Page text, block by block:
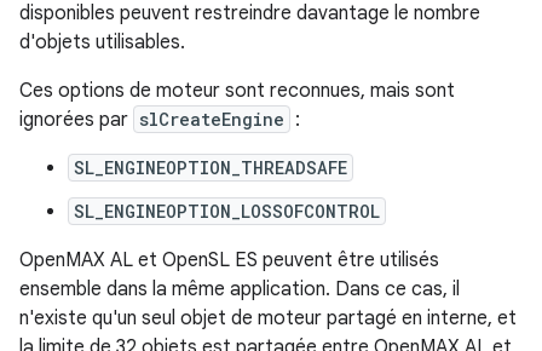
disponibles peuvent restreindre davantage le nombre
d'objets utilisables.
Ces options de moteur sont reconnues, mais sont
ignorées par slCreateEngine :
SL_ENGINEOPTION_THREADSAFE
SL_ENGINEOPTION_LOSSOFCONTROL
OpenMAX AL et OpenSL ES peuvent être utilisés
ensemble dans la même application. Dans ce cas, il
n'existe qu'un seul objet de moteur partagé en interne, et